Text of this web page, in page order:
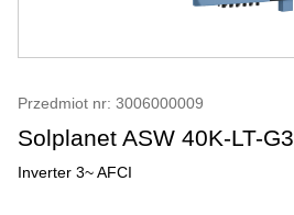
Przedmiot nr: 3006000009
Solplanet ASW 40K-LT-G3
Inverter 3~ AFCI